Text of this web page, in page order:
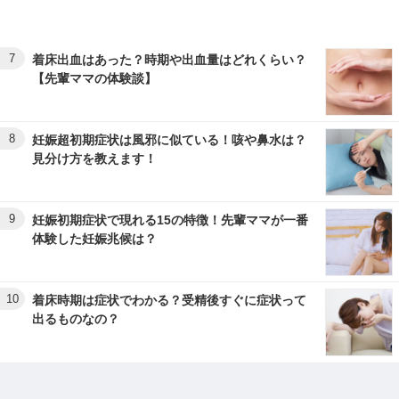
7
着床出血はあった？時期や出血量はどれくらい？
【先輩ママの体験談】
8
妊娠超初期症状は風邪に似ている！咳や鼻水は？
見分け方を教えます！
9
妊娠初期症状で現れる15の特徴！先輩ママが一番
体験した妊娠兆候は？
10
着床時期は症状でわかる？受精後すぐに症状って
出るものなの？